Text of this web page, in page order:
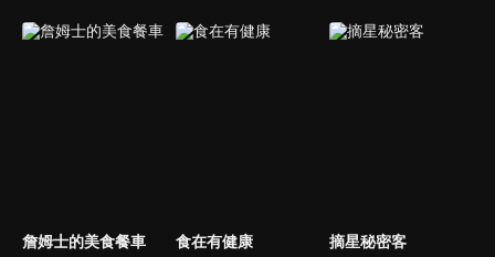
詹姆士的美食餐車 食在有健康 摘星秘密客